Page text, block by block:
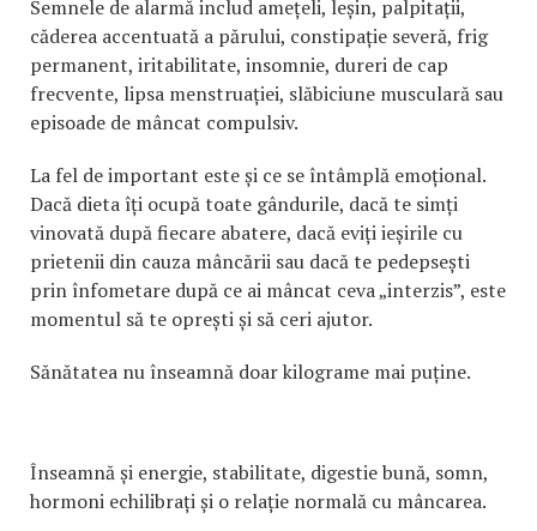
Semnele de alarmă includ amețeli, leșin, palpitații,
căderea accentuată a părului, constipație severă, frig
permanent, iritabilitate, insomnie, dureri de cap
frecvente, lipsa menstruației, slăbiciune musculară sau
episoade de mâncat compulsiv.
La fel de important este și ce se întâmplă emoțional.
Dacă dieta îți ocupă toate gândurile, dacă te simți
vinovată după fiecare abatere, dacă eviți ieșirile cu
prietenii din cauza mâncării sau dacă te pedepsești
prin înfometare după ce ai mâncat ceva „interzis”, este
momentul să te oprești și să ceri ajutor.
Sănătatea nu înseamnă doar kilograme mai puține.
Înseamnă și energie, stabilitate, digestie bună, somn,
hormoni echilibrați și o relație normală cu mâncarea.